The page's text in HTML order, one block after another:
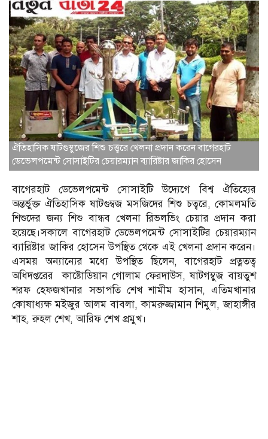
ঐতিহাসিক ষাটগুম্বুজের শিশু চত্ত্বরে খেলনা প্রদান করেন বাগেরহাট
ডেভেলপমেন্ট সোসাইটির চেয়ারম্যান ব্যারিষ্টার জাকির হোসেন
বাগেরহাট ডেভেলপমেন্ট সোসাইটি উদ্যেগে বিশ্ব ঐতিহ্যের
অন্তর্ভুক্ত ঐতিহাসিক ষাটগুম্বজ মসজিদের শিশু চত্বরে, কোমলমতি
শিশুদের জন্য শিশু বান্ধব খেলনা রিভলভিং চেয়ার প্রদান করা
হয়েছে।সকালে বাগেরহাট ডেভেলপমেন্ট সোসাইটির চেয়ারম্যান
ব্যারিষ্টার জাকির হোসেন উপস্থিত থেকে এই খেলনা প্রদান করেন।
এসময় অন্যান্যের মধ্যে উপস্থিত ছিলেন, বাগেরহাট প্রত্নতত্ব
অধিদপ্তরের কাষ্টোডিয়ান গোলাম ফেরদাউস, ষাটগম্বুজ বায়তুশ
শরফ হেফজখানার সভাপতি শেখ শামীম হাসান, এতিমখানার
কোষাধ্যক্ষ মইজুর আলম বাবলা, কামরুজ্জামান শিমুল, জাহাঙ্গীর
শাহ, রুহল শেখ, আরিফ শেখ প্রমুখ।